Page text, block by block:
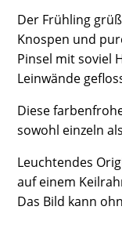
Der Frühling
Knospen und
Pinsel mit soviel
Leinwände
Diese
sowohl einzeln
Leuchtendes
auf einem
Das Bild kann